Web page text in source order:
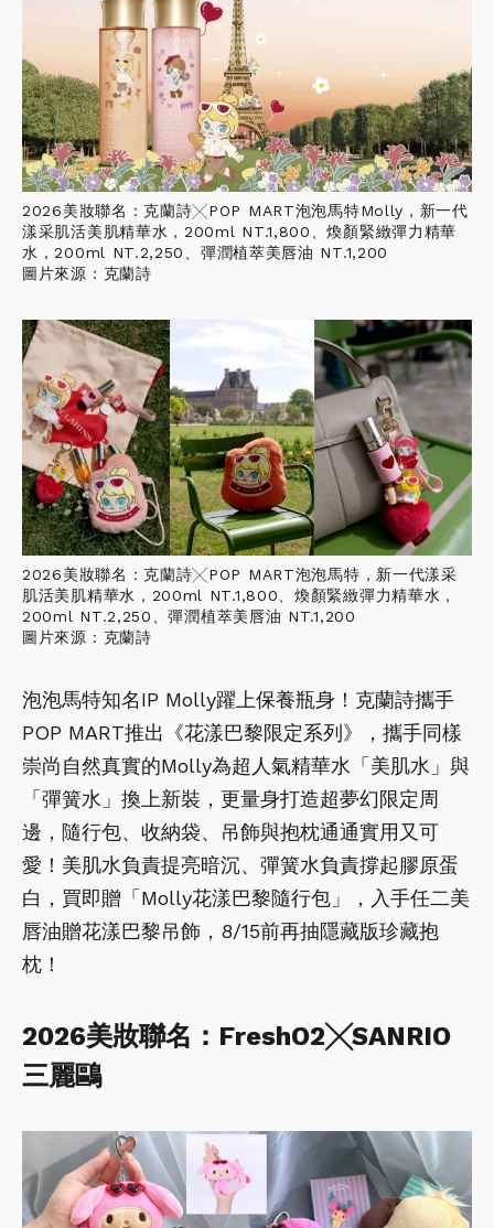
2026美妝聯名：克蘭詩╳POP MART泡泡馬特Molly，新一代
漾采肌活美肌精華水，200ml NT.1,800、煥顏緊緻彈力精華
水，200ml NT.2,250、彈潤植萃美唇油 NT.1,200
圖片來源：克蘭詩
2026美妝聯名：克蘭詩╳POP MART泡泡馬特，新一代漾采
肌活美肌精華水，200ml NT.1,800、煥顏緊緻彈力精華水，
200ml NT.2,250、彈潤植萃美唇油 NT.1,200
圖片來源：克蘭詩
泡泡馬特知名IP Molly躍上保養瓶身！克蘭詩攜手
POP MART推出《花漾巴黎限定系列》，攜手同樣
崇尚自然真實的Molly為超人氣精華水「美肌水」與
「彈簧水」換上新裝，更量身打造超夢幻限定周
邊，隨行包、收納袋、吊飾與抱枕通通實用又可
愛！美肌水負責提亮暗沉、彈簧水負責撐起膠原蛋
白，買即贈「Molly花漾巴黎隨行包」，入手任二美
唇油贈花漾巴黎吊飾，8/15前再抽隱藏版珍藏抱
枕！
2026美妝聯名：FreshO2╳SANRIO
三麗鷗